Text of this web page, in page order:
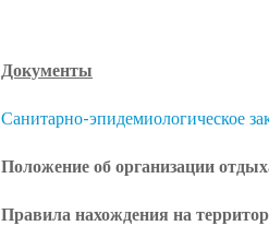
Документы
Санитарно-эпидемиологическое
Положение об организации
Правила нахождения на